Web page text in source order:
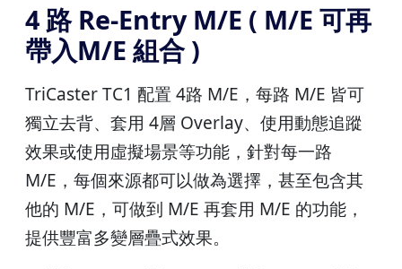
4 路 Re-Entry M/E ( M/E 可再
帶入M/E 組合 )
TriCaster TC1 配置 4路 M/E，每路 M/E 皆可
獨立去背、套用 4層 Overlay、使用動態追蹤
效果或使用虛擬場景等功能，針對每一路
M/E，每個來源都可以做為選擇，甚至包含其
他的 M/E，可做到 M/E 再套用 M/E 的功能，
提供豐富多變層疊式效果。